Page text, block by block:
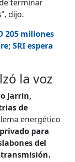
terminar
dijo.
205 millones
SRI espera
la voz
Jarrin,
de
energético
para
del